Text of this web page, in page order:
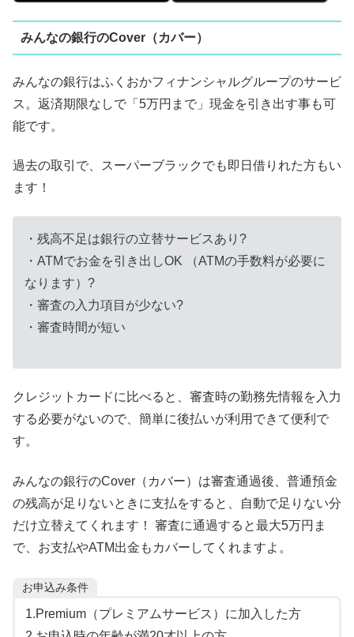
みんなの銀行のCover（カバー）
みんなの銀行はふくおかフィナンシャルグループのサービ
ス。返済期限なしで「5万円まで」現金を引き出す事も可
能です。
過去の取引で、スーパーブラックでも即日借りれた方もい
ます！
・残高不足は銀行の立替サービスあり?
・ATMでお金を引き出しOK （ATMの手数料が必要に
なります）?
・審査の入力項目が少ない?
・審査時間が短い
クレジットカードに比べると、審査時の勤務先情報を入力
する必要がないので、簡単に後払いが利用できて便利で
す。
みんなの銀行のCover（カバー）は審査通過後、普通預金
の残高が足りないときに支払をすると、自動で足りない分
だけ立替えてくれます！ 審査に通過すると最大5万円ま
で、お支払やATM出金もカバーしてくれますよ。
お申込み条件
1.Premium（プレミアムサービス）に加入した方